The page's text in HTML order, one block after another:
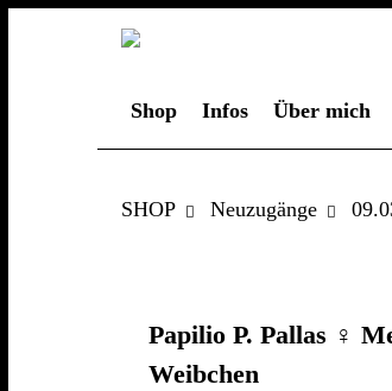
Shop Infos Über mich
SHOP Neuzugänge
Papilio P. Pallas ♀
Weibchen